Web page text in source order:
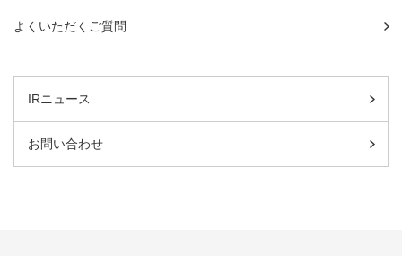
よくいただくご質問
IRニュース
お問い合わせ